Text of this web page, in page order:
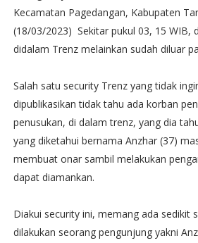
Kecamatan Pagedangan, Kabupaten
(18/03/2023) Sekitar pukul 03, 15 WIB,
didalam Trenz melainkan sudah diluar
Salah satu security Trenz yang tidak
dipublikasikan tidak tahu ada korban
penusukan, di dalam trenz, yang dia
yang diketahui bernama Anzhar (37)
membuat onar sambil melakukan
dapat diamankan.
Diakui security ini, memang ada sedikit
dilakukan seorang pengunjung yakni